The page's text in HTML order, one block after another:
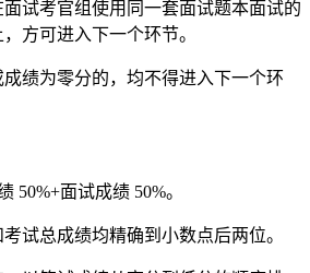
试考官组使用同一套面试题本面试的
方可进入下一个环节。
绩为零分的，均不得进入下一个环
50%+面试成绩 50%。
试总成绩均精确到小数点后两位。